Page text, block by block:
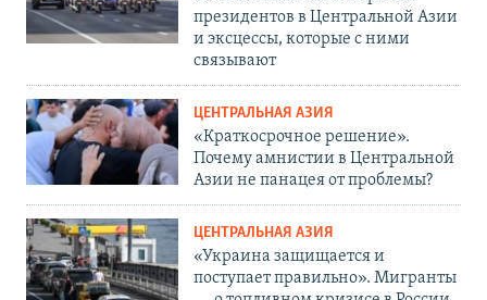
президентов в Центральной Азии
и эксцессы, которые с ними
связывают
ЦЕНТРАЛЬНАЯ АЗИЯ
«Краткосрочное решение».
Почему амнистии в Центральной
Азии не панацея от проблемы?
ЦЕНТРАЛЬНАЯ АЗИЯ
«Украина защищается и
поступает правильно». Мигранты